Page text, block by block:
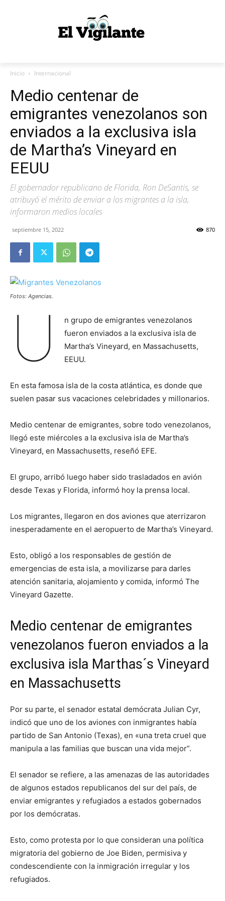
Inicio Internacional
Medio centenar de
emigrantes venezolanos son
enviados a la exclusiva isla
de Martha’s Vineyard en
EEUU
El gobernador republicano de Florida, Ron DeSantis, se
atribuyó el mérito de enviar a los migrantes a la isla,
informaron medios locales
septiembre 15, 2022 870
Fotos: Agencias.
U
n grupo de emigrantes venezolanos
fueron enviados a la exclusiva isla de
Martha’s Vineyard, en Massachusetts,
EEUU.
En esta famosa isla de la costa atlántica, es donde que
suelen pasar sus vacaciones celebridades y millonarios.
Medio centenar de emigrantes, sobre todo venezolanos,
llegó este miércoles a la exclusiva isla de Martha’s
Vineyard, en Massachusetts, reseñó EFE.
El grupo, arribó luego haber sido trasladados en avión
desde Texas y Florida, informó hoy la prensa local.
Los migrantes, llegaron en dos aviones que aterrizaron
inesperadamente en el aeropuerto de Martha’s Vineyard.
Esto, obligó a los responsables de gestión de
emergencias de esta isla, a movilizarse para darles
atención sanitaria, alojamiento y comida, informó The
Vineyard Gazette.
Medio centenar de emigrantes
venezolanos fueron enviados a la
exclusiva isla Marthas´s Vineyard
en Massachusetts
Por su parte, el senador estatal demócrata Julian Cyr,
indicó que uno de los aviones con inmigrantes había
partido de San Antonio (Texas), en «una treta cruel que
manipula a las familias que buscan una vida mejor”.
El senador se refiere, a las amenazas de las autoridades
de algunos estados republicanos del sur del país, de
enviar emigrantes y refugiados a estados gobernados
por los demócratas.
Esto, como protesta por lo que consideran una política
migratoria del gobierno de Joe Biden, permisiva y
condescendiente con la inmigración irregular y los
refugiados.